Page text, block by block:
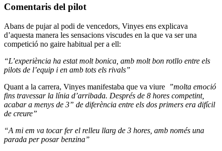
Comentaris del pilot
Abans de pujar al podi de vencedors, Vinyes ens explicava
d’aquesta manera les sensacions viscudes en la que va ser una
competició no gaire habitual per a ell:
“L’experiència ha estat molt bonica, amb molt bon rotllo entre els
pilots de l’equip i en amb tots els rivals”
Quant a la carrera, Vinyes manifestaba que va viure ”molta emoció
fins travessar la línia d’arribada. Després de 8 hores competint,
acabar a menys de 3” de diferència entre els dos primers era difícil
de creure”
“A mi em va tocar fer el relleu llarg de 3 hores, amb només una
parada per posar benzina”